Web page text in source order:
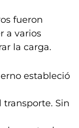
fueron
a varios
la carga.
estableció
Sin